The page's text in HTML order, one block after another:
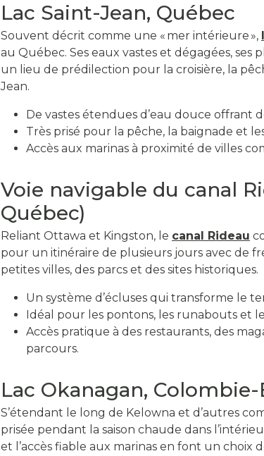
Lac Saint-Jean, Québec
Souvent décrit comme une « mer intérieure »,
au Québec. Ses eaux vastes et dégagées,
un lieu de prédilection pour la croisière, la
Jean.
De vastes étendues d’eau douce offrant
Très prisé pour la pêche, la baignade et
Accès aux marinas à proximité de villes
Voie navigable du canal
Québec)
Reliant Ottawa et Kingston, le canal Rideau
pour un itinéraire de plusieurs jours avec de
petites villes, des parcs et des sites historiques.
Un système d’écluses qui transforme le
Idéal pour les pontons, les runabouts et
Accès pratique à des restaurants, des
parcours.
Lac Okanagan,
S’étendant le long de Kelowna et d’autres
prisée pendant la saison chaude dans
et l’accès fiable aux marinas en font un choix